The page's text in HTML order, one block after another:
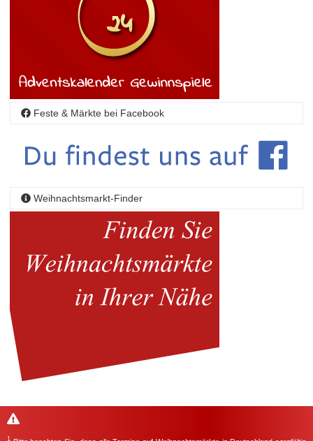
Feste & Märkte bei Facebook
Weihnachtsmarkt-Finder
1